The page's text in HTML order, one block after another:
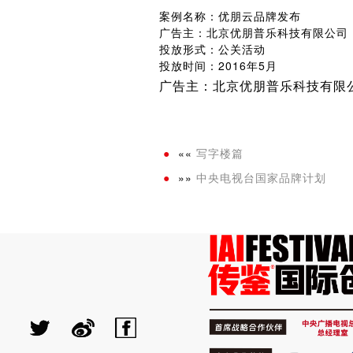
案例名称：优朋云品牌发布
广告主：北京优朋普乐科技有限公司
投放形式：公关活动
投放时间：2016年5月
广告主：北京优朋普乐科技有限
«« 写字楼篇
»» 中央电视台国家品牌计划